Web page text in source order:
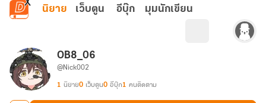
ข้ามไปยังเนื้อหาหลัก
นิยาย เว็บตูน อีบุ๊ก มุมนักเขียน
OB8_06
@Nick002
1 นิยาย0 เว็บตูน0 อีบุ๊ก1 คนติดตาม